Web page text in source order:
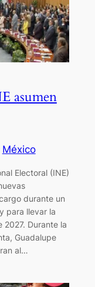
asumen
México
Electoral (INE)
durante un
para llevar la
Durante la
Guadalupe
al…